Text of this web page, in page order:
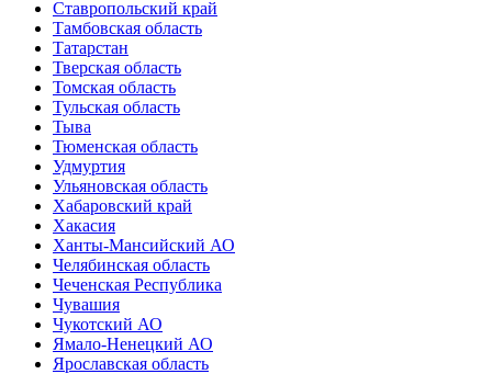
Ставропольский край
Тамбовская область
Татарстан
Тверская область
Томская область
Тульская область
Тыва
Тюменская область
Удмуртия
Ульяновская область
Хабаровский край
Хакасия
Ханты-Мансийский АО
Челябинская область
Чеченская Республика
Чувашия
Чукотский АО
Ямало-Ненецкий АО
Ярославская область